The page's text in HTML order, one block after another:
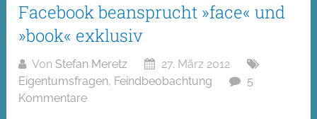
Facebook beansprucht »face« und
»book« exklusiv
Von Stefan Meretz
27. März 2012
Eigentumsfragen, Feindbeobachtung
5
Kommentare